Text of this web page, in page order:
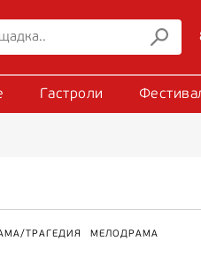
Гастроли
ТРАГЕДИЯ МЕЛОДРАМА